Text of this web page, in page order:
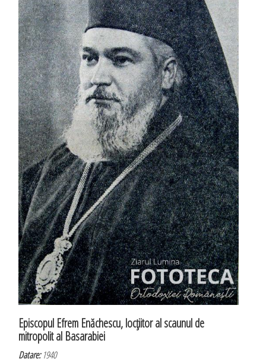
Episcopul Efrem Enăchescu, locţiitor al scaunul de
mitropolit al Basarabiei
Datare:1940